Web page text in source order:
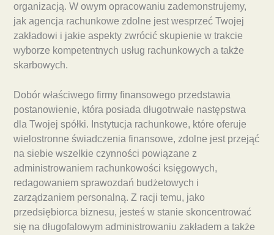
organizacją. W owym opracowaniu zademonstrujemy,
jak agencja rachunkowe zdolne jest wesprzeć Twojej
zakładowi i jakie aspekty zwrócić skupienie w trakcie
wyborze kompetentnych usług rachunkowych a także
skarbowych.
Dobór właściwego firmy finansowego przedstawia
postanowienie, która posiada długotrwałe następstwa
dla Twojej spółki. Instytucja rachunkowe, które oferuje
wielostronne świadczenia finansowe, zdolne jest przejąć
na siebie wszelkie czynności powiązane z
administrowaniem rachunkowości księgowych,
redagowaniem sprawozdań budżetowych i
zarządzaniem personalną. Z racji temu, jako
przedsiębiorca biznesu, jesteś w stanie skoncentrować
się na długofalowym administrowaniu zakładem a także